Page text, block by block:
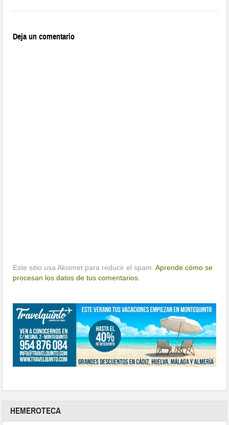
Deja un comentario
Este sitio usa Akismet para reducir el spam.Aprende cómo se
procesan los datos de tus comentarios.
HEMEROTECA